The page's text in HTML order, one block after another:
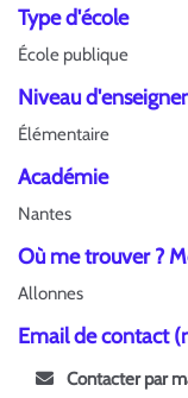
Type d'école
École publique
Niveau
Élémentaire
Académie
Nantes
Où me trouver ?
Allonnes
Email de contact
Contacter par